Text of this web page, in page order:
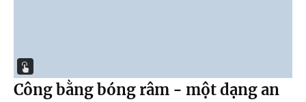
Công bằng bóng râm - một dạng an